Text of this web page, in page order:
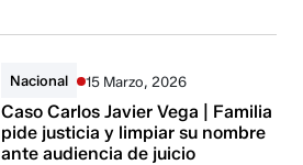
Nacional 15 Marzo, 2026
Caso Carlos Javier Vega | Familia
pide justicia y limpiar su nombre
ante audiencia de juicio